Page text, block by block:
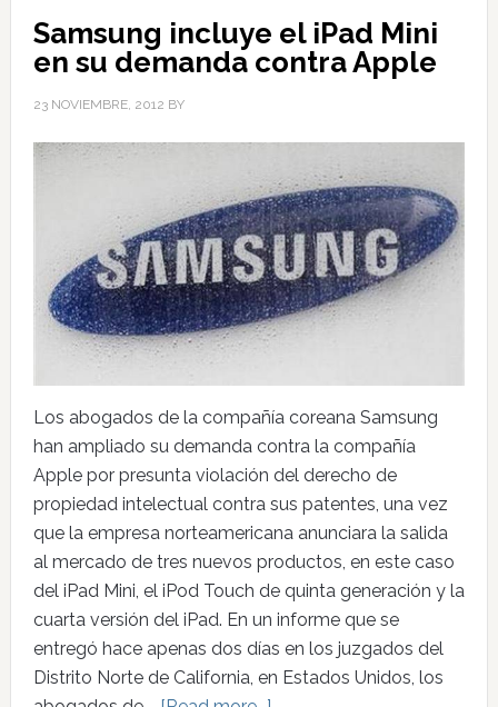
Samsung incluye el iPad Mini
en su demanda contra Apple
23 NOVIEMBRE, 2012 BY
Los abogados de la compañía coreana Samsung
han ampliado su demanda contra la compañía
Apple por presunta violación del derecho de
propiedad intelectual contra sus patentes, una vez
que la empresa norteamericana anunciara la salida
al mercado de tres nuevos productos, en este caso
del iPad Mini, el iPod Touch de quinta generación y la
cuarta versión del iPad. En un informe que se
entregó hace apenas dos días en los juzgados del
Distrito Norte de California, en Estados Unidos, los